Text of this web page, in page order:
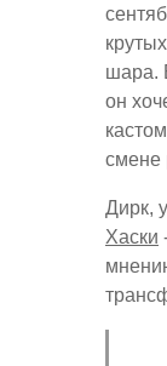
шара.
он
смене
Дирк,
Хаски